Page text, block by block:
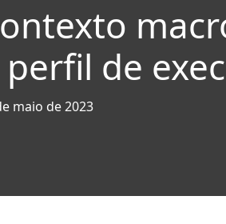
de
maio de 2023